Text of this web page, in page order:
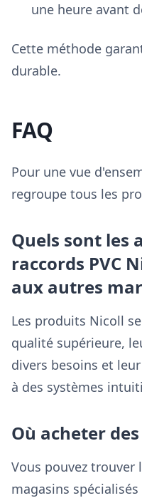
une heure avant
Cette méthode
durable.
FAQ
Pour une vue
regroupe tous les
Quels sont les
raccords PVC
aux autres
Les produits Nicoll
qualité supérieure,
divers besoins et
à des systèmes
Où acheter
Vous pouvez trouver
magasins